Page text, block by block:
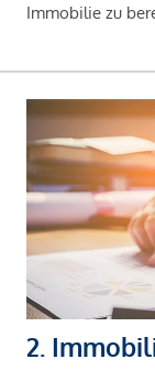
Immobilie zu
2.